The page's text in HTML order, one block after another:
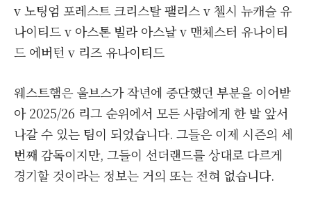
v 노팅엄 포레스트 크리스탈 팰리스 v 첼시 뉴캐슬 유
나이티드 v 아스톤 빌라 아스날 v 맨체스터 유나이티
드 에버턴 v 리즈 유나이티드
웨스트햄은 울브스가 작년에 중단했던 부분을 이어받
아 2025/26 리그 순위에서 모든 사람에게 한 발 앞서
나갈 수 있는 팀이 되었습니다. 그들은 이제 시즌의 세
번째 감독이지만, 그들이 선더랜드를 상대로 다르게
경기할 것이라는 정보는 거의 또는 전혀 없습니다.